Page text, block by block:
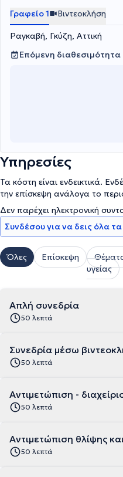
στην κατανόηση των
διαδικασία της προσωπικής
Γραφείο 1 Βιντεοκλήση
Ραγκαβή, Γκύζη, Αττική
Επόμενη διαθεσιμότητα
Υπηρεσίες
Τα κόστη είναι ενδεικτικά.
την επίσκεψη ανάλογα το
Δεν παρέχει ηλεκτρονική
Συνδέσου για να δεις όλα
Όλες Επίσκεψη
υγείας
Απλή συνεδρία
50 λεπτά
Συνεδρία μέσω
50 λεπτά
Αντιμετώπιση -
50 λεπτά
Αντιμετώπιση θλίψης
50 λεπτά